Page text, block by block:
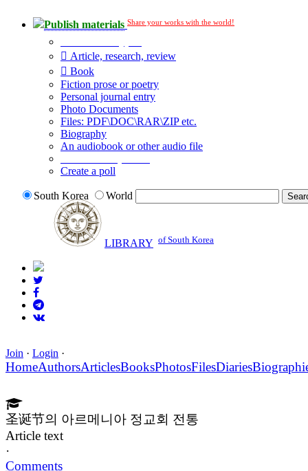
Publish materials Share your works with the world!
Article, research, review
Book
Fiction prose or poetry
Personal journal entry
Photo Documents
Files: PDF\DOC\RAR\ZIP etc.
Biography
An audiobook or other audio file
Create a poll
South Korea World
LIBRARY of South Korea
Join · Login ·
HomeAuthorsArticlesBooksPhotosFilesDiaries
圣诞节의 아르메니아 정교회 전통
Article text
·
Comments